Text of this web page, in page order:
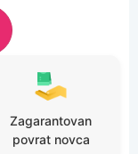
Zagarantovan
povrat novca